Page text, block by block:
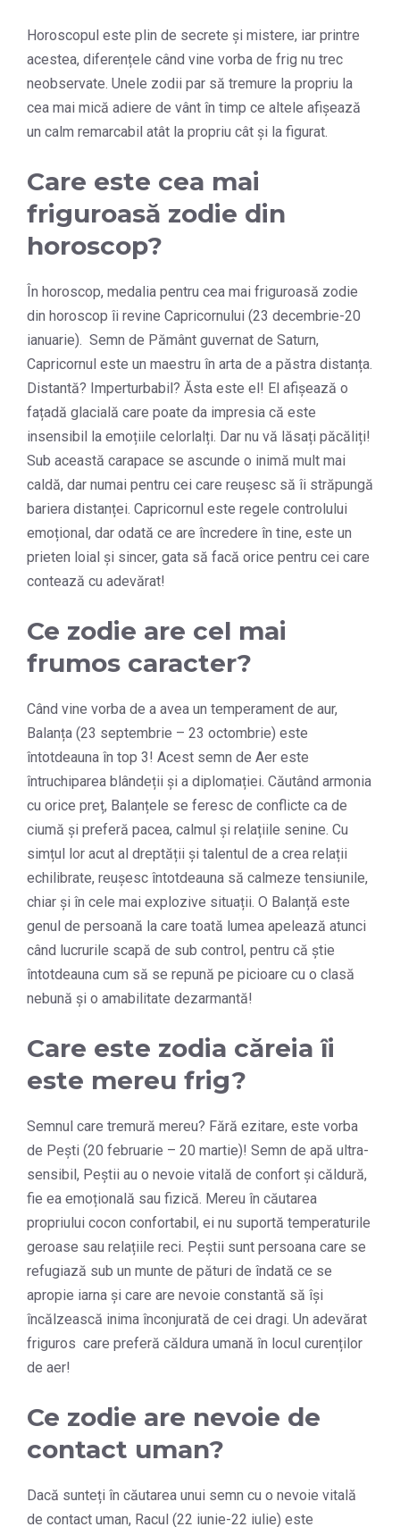
Horoscopul este plin de secrete și mistere, iar printre
acestea, diferențele când vine vorba de frig nu trec
neobservate. Unele zodii par să tremure la propriu la
cea mai mică adiere de vânt în timp ce altele afișează
un calm remarcabil atât la propriu cât și la figurat.
Care este cea mai
friguroasă zodie din
horoscop?
În horoscop, medalia pentru cea mai friguroasă zodie
din horoscop îi revine Capricornului (23 decembrie-20
ianuarie). Semn de Pământ guvernat de Saturn,
Capricornul este un maestru în arta de a păstra distanța.
Distantă? Imperturbabil? Ăsta este el! El afișează o
fațadă glacială care poate da impresia că este
insensibil la emoțiile celorlalți. Dar nu vă lăsați păcăliți!
Sub această carapace se ascunde o inimă mult mai
caldă, dar numai pentru cei care reușesc să îi străpungă
bariera distanței. Capricornul este regele controlului
emoțional, dar odată ce are încredere în tine, este un
prieten loial și sincer, gata să facă orice pentru cei care
contează cu adevărat!
Ce zodie are cel mai
frumos caracter?
Când vine vorba de a avea un temperament de aur,
Balanța (23 septembrie – 23 octombrie) este
întotdeauna în top 3! Acest semn de Aer este
întruchiparea blândeții și a diplomației. Căutând armonia
cu orice preț, Balanțele se feresc de conflicte ca de
ciumă și preferă pacea, calmul și relațiile senine. Cu
simțul lor acut al dreptății și talentul de a crea relații
echilibrate, reușesc întotdeauna să calmeze tensiunile,
chiar și în cele mai explozive situații. O Balanță este
genul de persoană la care toată lumea apelează atunci
când lucrurile scapă de sub control, pentru că știe
întotdeauna cum să se repună pe picioare cu o clasă
nebună și o amabilitate dezarmantă!
Care este zodia căreia îi
este mereu frig?
Semnul care tremură mereu? Fără ezitare, este vorba
de Pești (20 februarie – 20 martie)! Semn de apă ultra-
sensibil, Peștii au o nevoie vitală de confort și căldură,
fie ea emoțională sau fizică. Mereu în căutarea
propriului cocon confortabil, ei nu suportă temperaturile
geroase sau relațiile reci. Peștii sunt persoana care se
refugiază sub un munte de pături de îndată ce se
apropie iarna și care are nevoie constantă să își
încălzească inima înconjurată de cei dragi. Un adevărat
friguros care preferă căldura umană în locul curenților
de aer!
Ce zodie are nevoie de
contact uman?
Dacă sunteți în căutarea unui semn cu o nevoie vitală
de contact uman, Racul (22 iunie-22 iulie) este